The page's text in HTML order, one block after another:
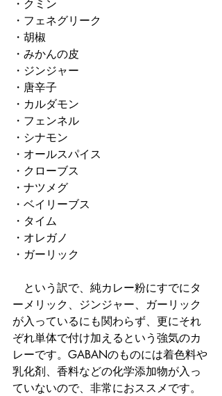
・クミン
・フェネグリーク
・胡椒
・みかんの皮
・ジンジャー
・唐辛子
・カルダモン
・フェンネル
・シナモン
・オールスパイス
・クローブス
・ナツメグ
・ベイリーブス
・タイム
・オレガノ
・ガーリック
という訳で、純カレー粉にすでにタ
ーメリック、ジンジャー、ガーリック
が入っているにも関わらず、更にそれ
ぞれ単体で付け加えるという強気のカ
レーです。GABANのものには着色料や
乳化剤、香料などの化学添加物が入っ
ていないので、非常におススメです。